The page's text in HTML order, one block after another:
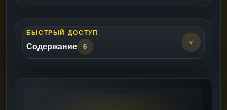
БЫСТРЫЙ ДОСТУП
Содержание 6
v
Когда нужна эта страница ->